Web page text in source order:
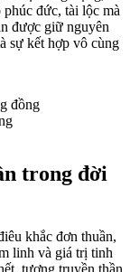
đức, tài lộc mà
được giữ nguyên
sự kết hợp vô cùng
trong đời
khắc đơn thuần,
linh và giá trị tinh
tượng truyền thần